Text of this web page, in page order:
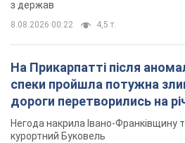
з держав
8.08.2026 00:22 4,5 т.
На Прикарпатті після
спеки пройшла потужна
дороги перетворились на
Відео
Негода накрила Івано-Франківщину
курортний Буковель